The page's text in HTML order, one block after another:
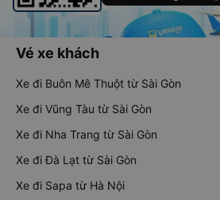
Vé xe khách
Xe đi Buôn Mê Thuột từ Sài Gòn
Xe đi Vũng Tàu từ Sài Gòn
Xe đi Nha Trang từ Sài Gòn
Xe đi Đà Lạt từ Sài Gòn
Xe đi Sapa từ Hà Nội